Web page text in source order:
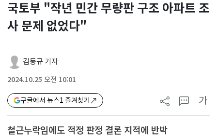
국토부 "작년 민간 무량판 구조 아파트 조
사 문제 없었다"
김동규 기자
2024.10.25 오전 10:01
구글에서 뉴스1 즐겨찾기 가
철근누락임에도 적정 판정 결론 지적에 반박